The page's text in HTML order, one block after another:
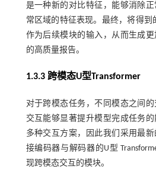
是一种新的对比特征，能够消除
常区域的特征表现。最终，将得到
作为后续模块的输入，从而生成
的高质量报告。
1.3.3 跨模态U型Transformer
对于跨模态任务，不同模态之间
交互能够显著提升模型完成任务
多种交互方案，因此我们采用最
接编码器与解码器的U型
现跨模态交互的模块。